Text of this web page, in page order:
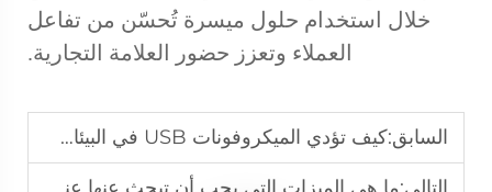
خلال استخدام حلول ميسرة تُحسّن من تفاعل
العملاء وتعزز حضور العلامة التجارية.
السابق:كيف تؤدي الميكروفونات USB في البيئات الصاخبة؟
التالي:ما هي الميزات التي يجب أن تبحث عنها عند شراء ميكروفون USB؟